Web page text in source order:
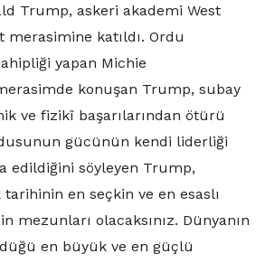
Trump, askeri akademi West
merasimine katıldı. Ordu
yapan Michie
konuşan Trump, subay
ve fizikî başarılarından ötürü
gücünün kendi liderliği
edildiğini söyleyen Trump,
tarihinin en seçkin ve en esaslı
mezunları olacaksınız. Dünyanın
en büyük ve en güçlü